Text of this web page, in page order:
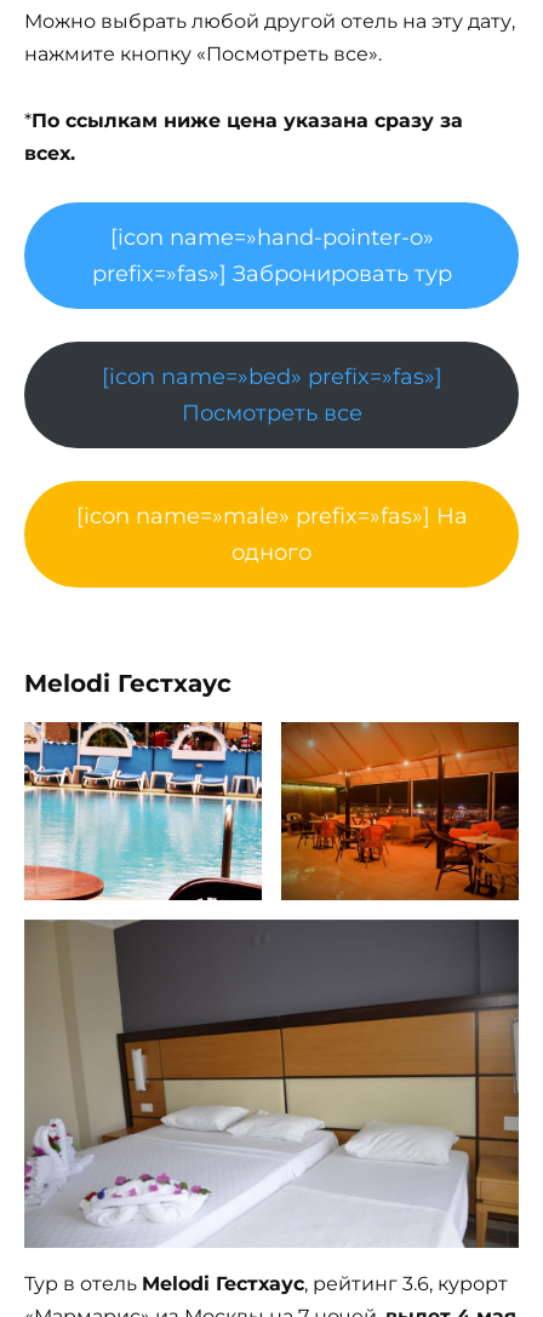
Можно выбрать любой другой отель на эту дату,
нажмите кнопку «Посмотреть все».
*По ссылкам ниже цена указана сразу за
всех.
[icon name=»hand-pointer-o»
prefix=»fas»] Забронировать тур
[icon name=»bed» prefix=»fas»]
Посмотреть все
[icon name=»male» prefix=»fas»] На
одного
Melodi Гестхаус
Тур в отель Melodi Гестхаус, рейтинг 3.6, курорт